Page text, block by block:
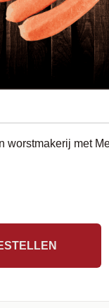
worstmakerij met